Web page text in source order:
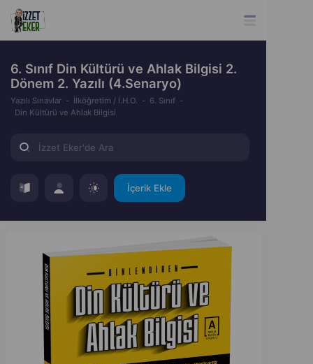
6. Sınıf Din Kültürü ve Ahlak Bilgisi 2.
Dönem 2. Yazılı (4.Senaryo)
Yazılı Sınavlar İlköğretim / İ.H.O.
6. Sınıf
Din Kültürü ve Ahlak Bilgisi
İçerik Ekle